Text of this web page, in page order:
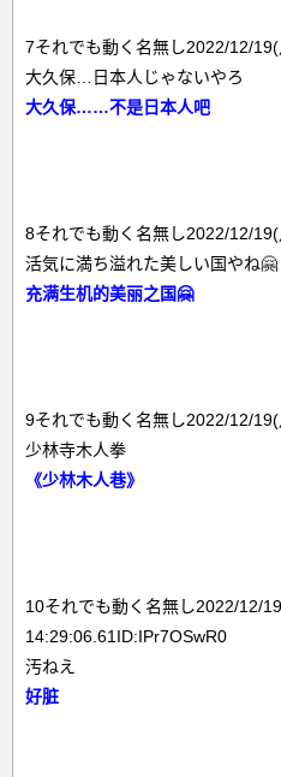
7それでも動く名無し2022/12/
大久保…日本人じゃないやろ
大久保……不是日本人吧
8それでも動く名無し2022/12/
活気に満ち溢れた美しい国やね🤗
充满生机的美丽之国🤗
9それでも動く名無し2022/12/
少林寺木人拳
《少林木人巷》
10それでも動く名無し2022/12/
14:29:06.61ID:IPr7OSwR0
汚ねえ
好脏